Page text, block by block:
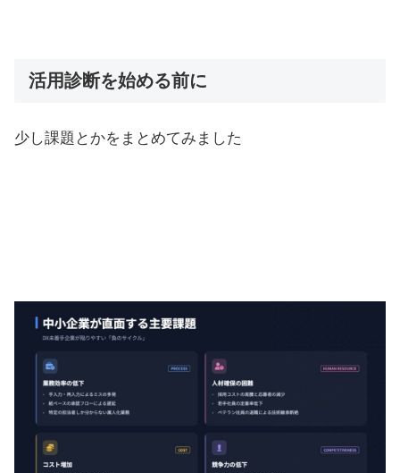
活用診断を始める前に
少し課題とかをまとめてみました